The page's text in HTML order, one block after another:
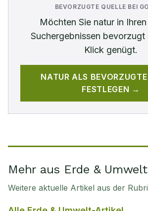
BEVORZUGTE QUELLE BEI
Möchten Sie naturin
Suchergebnissen bevorzugt
Klick genügt.
NATUR ALS
FESTLEGEN →
Mehr aus Erde & Umwelt
Weitere aktuelle Artikel aus der